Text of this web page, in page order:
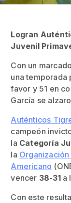
Logran
Juvenil
Con un
una temporada
favor y 51 en
García se
Auténticos
campeón
la Categoría
la
Americano
vencer 38-31a
Con este